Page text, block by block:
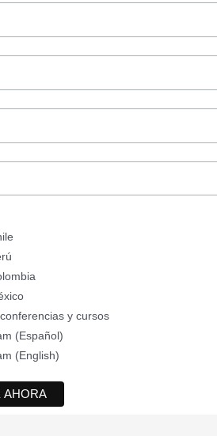
y cursos
(Español)
(English)